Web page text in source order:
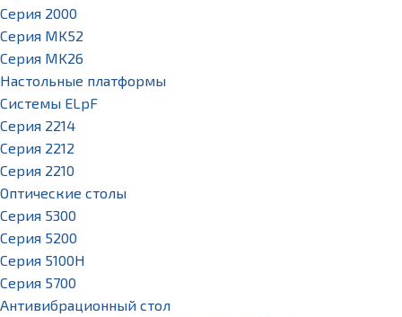
Серия 2000
Серия MK52
Серия MK26
Настольные платформы
Системы ELpF
Серия 2214
Серия 2212
Серия 2210
Оптические столы
Серия 5300
Серия 5200
Серия 5100H
Серия 5700
Антивибрационный стол